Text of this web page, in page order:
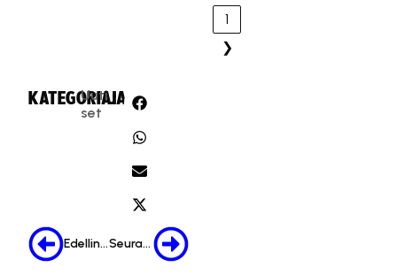
1
❯
KATEGORIA:
Uuti
set
JAA:
Edellinen Seuraava